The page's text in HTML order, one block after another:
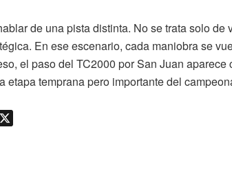
de una pista distinta. No se trata solo de
En ese escenario, cada maniobra se
el paso del TC2000 por San Juan
etapa temprana pero importante del